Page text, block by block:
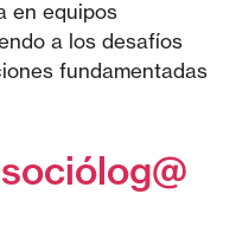
en equipos
a los desafíos
fundamentadas